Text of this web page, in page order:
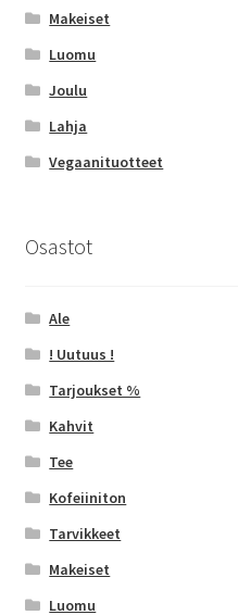
Makeiset
Luomu
Joulu
Lahja
Vegaanituotteet
Osastot
Ale
! Uutuus !
Tarjoukset %
Kahvit
Tee
Kofeiiniton
Tarvikkeet
Makeiset
Luomu